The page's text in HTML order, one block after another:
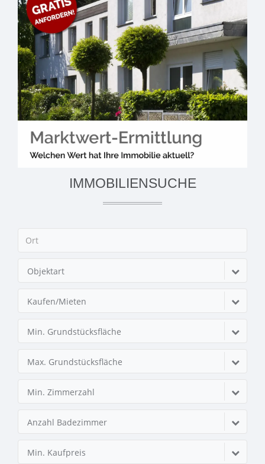
IMMOBILIENSUCHE
Objektart
Kaufen/Mieten
Min. Grundstücksfläche
Max. Grundstücksfläche
Min. Zimmerzahl
Anzahl Badezimmer
Min. Kaufpreis